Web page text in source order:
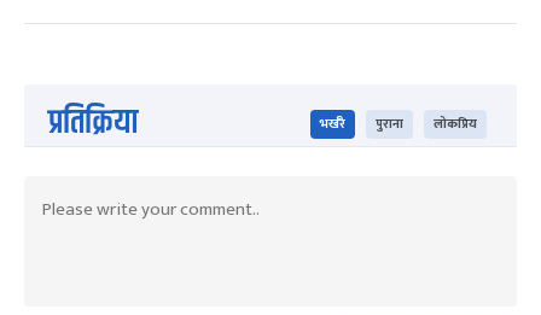
प्रतिक्रिया भर्खरै पुराना लोकप्रिय